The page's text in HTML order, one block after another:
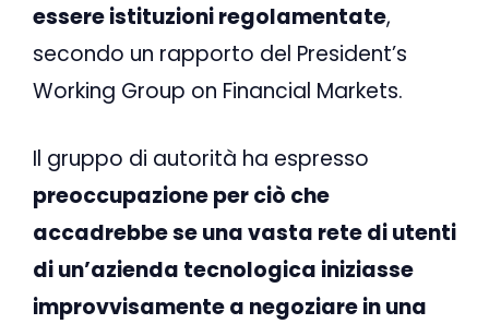
essere istituzioni regolamentate,
secondo un rapporto del President’s
Working Group on Financial Markets.
Il gruppo di autorità ha espresso
preoccupazione per ciò che
accadrebbe se una vasta rete di utenti
di un’azienda tecnologica iniziasse
improvvisamente a negoziare in una